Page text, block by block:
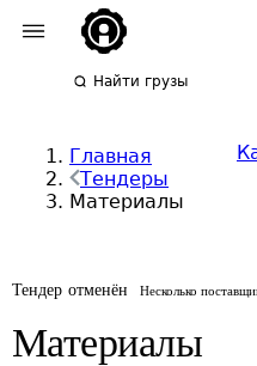
Найти грузы
Главная
Тендеры
Материалы
Тендер отменён Несколько
Материалы